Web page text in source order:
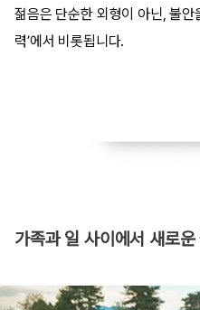
젊음은 단순한 외형이 아닌, 불안
력’에서 비롯됩니다.
가족과 일 사이에서 새로